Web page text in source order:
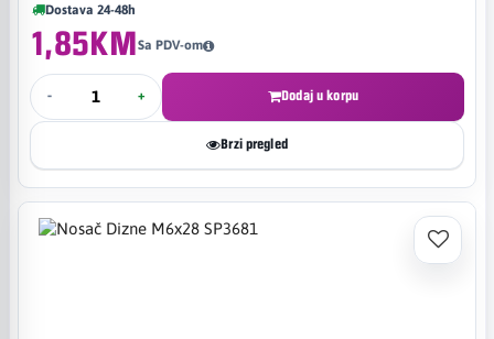
Dostava 24-48h
1,85KMSa PDV-om
- + Dodaj u korpu
Brzi pregled